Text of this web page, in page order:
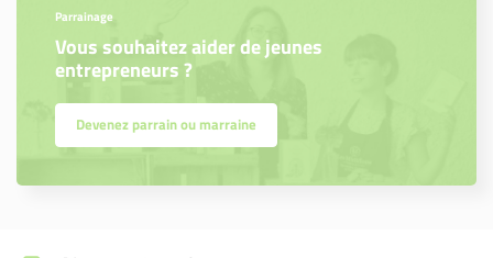
Parrainage
Vous souhaitez aider de jeunes
entrepreneurs ?
Devenez parrain ou marraine